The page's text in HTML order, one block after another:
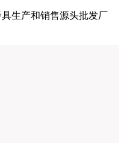
生产和销售源头批发厂